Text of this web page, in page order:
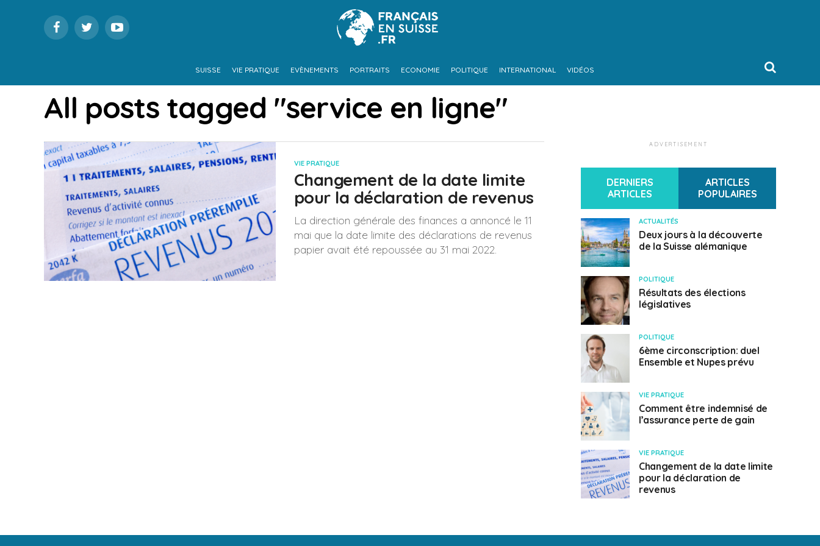
SUISSE VIE PRATIQUE EVÈNEMENTS PORTRAITS ECONOMIE POLITIQUE INTERNATIONAL VIDÉOS
All posts tagged "service en ligne"
VIE PRATIQUE
Changement de la date limite
pour la déclaration de revenus
La direction générale des finances a annoncé le 11
mai que la date limite des déclarations de revenus
papier avait été repoussée au 31 mai 2022.
ADVERTISEMENT
DERNIERS
ARTICLES
ARTICLES
POPULAIRES
ACTUALITÉS
Deux jours à la découverte
de la Suisse alémanique
POLITIQUE
Résultats des élections
législatives
POLITIQUE
6ème circonscription: duel
Ensemble et Nupes prévu
VIE PRATIQUE
Comment être indemnisé de
l’assurance perte de gain
VIE PRATIQUE
Changement de la date limite
pour la déclaration de
revenus